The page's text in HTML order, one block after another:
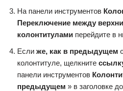
На панели инструментов
Переключение между
колонтитулами перейдите в
Если же, как в предыдущем
колонтитуле, щелкните
панели инструментов
предыдущем » в заголовке